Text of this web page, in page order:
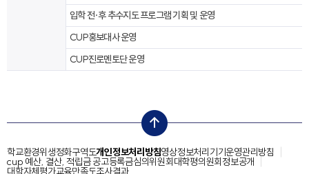
입학 전·후 추수지도 프로그램 기획 및 운영
CUP홍보대사 운영
CUP진로멘토단 운영
top
학교환경위생정화구역도개인정보처리방침영상정보처리기기운영관리방침
cup 예산, 결산, 적립금 공고등록금심의위원회대학평의원회정보공개
대학자체평가교육만족도조사결과